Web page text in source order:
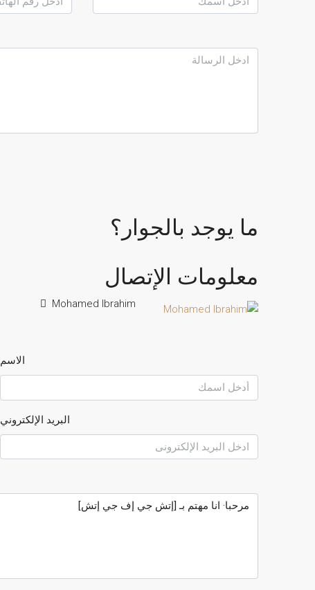
ما يوجد بالجوار؟
معلومات الإتصال
Mohamed Ibrahim
الاسم
البريد الإلكتروني